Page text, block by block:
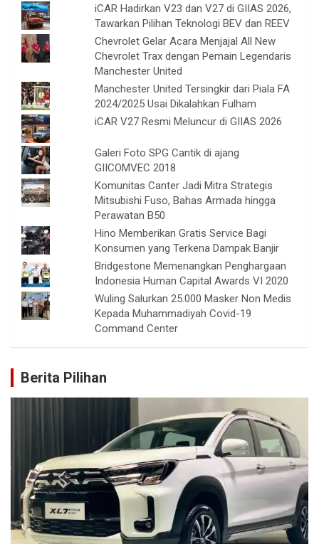
iCAR Hadirkan V23 dan V27 di GIIAS 2026,
Tawarkan Pilihan Teknologi BEV dan REEV
Chevrolet Gelar Acara Menjajal All New
Chevrolet Trax dengan Pemain Legendaris
Manchester United
Manchester United Tersingkir dari Piala FA
2024/2025 Usai Dikalahkan Fulham
iCAR V27 Resmi Meluncur di GIIAS 2026
Galeri Foto SPG Cantik di ajang
GIICOMVEC 2018
Komunitas Canter Jadi Mitra Strategis
Mitsubishi Fuso, Bahas Armada hingga
Perawatan B50
Hino Memberikan Gratis Service Bagi
Konsumen yang Terkena Dampak Banjir
Bridgestone Memenangkan Penghargaan
Indonesia Human Capital Awards VI 2020
Wuling Salurkan 25.000 Masker Non Medis
Kepada Muhammadiyah Covid-19
Command Center
Berita Pilihan